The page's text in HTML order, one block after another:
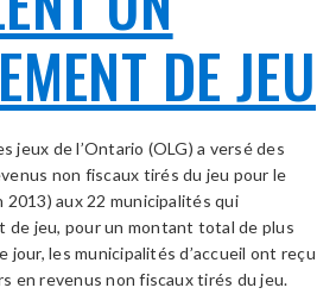
DE JEU
jeux de l’Ontario (OLG) a versé des
non fiscaux tirés du jeu pour le
aux 22 municipalités qui
de jeu, pour un montant total de plus
jour, les municipalités d’accueil ont reçu
en revenus non fiscaux tirés du jeu.